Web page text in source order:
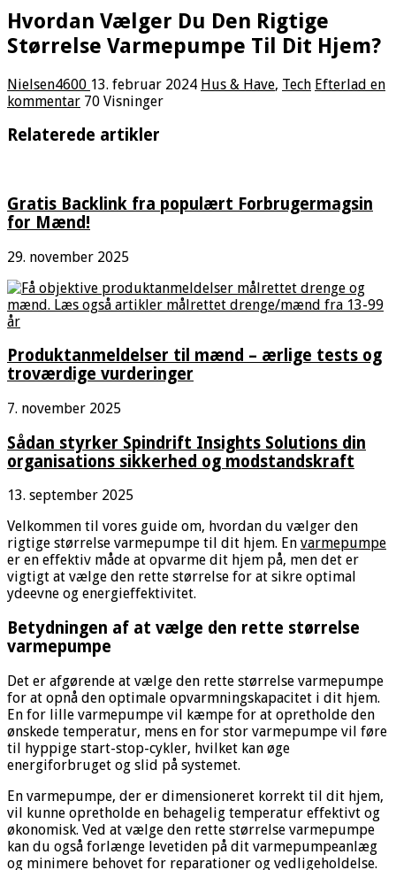
Hvordan Vælger Du Den Rigtige
Størrelse Varmepumpe Til Dit Hjem?
Nielsen4600 13. februar 2024 Hus & Have, Tech Efterlad en
kommentar 70 Visninger
Relaterede artikler
Gratis Backlink fra populært Forbrugermagsin
for Mænd!
29. november 2025
Produktanmeldelser til mænd – ærlige tests og
troværdige vurderinger
7. november 2025
Sådan styrker Spindrift Insights Solutions din
organisations sikkerhed og modstandskraft
13. september 2025
Velkommen til vores guide om, hvordan du vælger den
rigtige størrelse varmepumpe til dit hjem. En varmepumpe
er en effektiv måde at opvarme dit hjem på, men det er
vigtigt at vælge den rette størrelse for at sikre optimal
ydeevne og energieffektivitet.
Betydningen af at vælge den rette størrelse
varmepumpe
Det er afgørende at vælge den rette størrelse varmepumpe
for at opnå den optimale opvarmningskapacitet i dit hjem.
En for lille varmepumpe vil kæmpe for at opretholde den
ønskede temperatur, mens en for stor varmepumpe vil føre
til hyppige start-stop-cykler, hvilket kan øge
energiforbruget og slid på systemet.
En varmepumpe, der er dimensioneret korrekt til dit hjem,
vil kunne opretholde en behagelig temperatur effektivt og
økonomisk. Ved at vælge den rette størrelse varmepumpe
kan du også forlænge levetiden på dit varmepumpeanlæg
og minimere behovet for reparationer og vedligeholdelse.